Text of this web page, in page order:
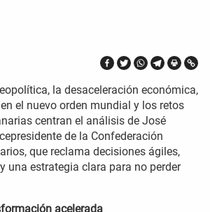
la desaceleración económica,
el nuevo orden mundial y los retos
centran el análisis de José
de la Confederación
que reclama decisiones ágiles,
una estrategia clara para no perder
acelerada